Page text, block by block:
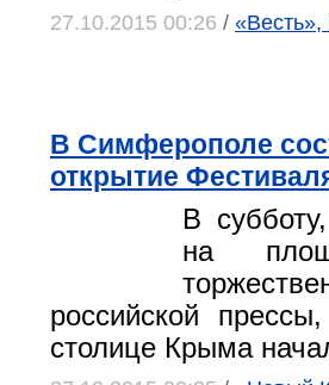
27.10.2015 00:26 / «Весть»,
В Симферополе
открытие
В
на
российской
столице Крыма